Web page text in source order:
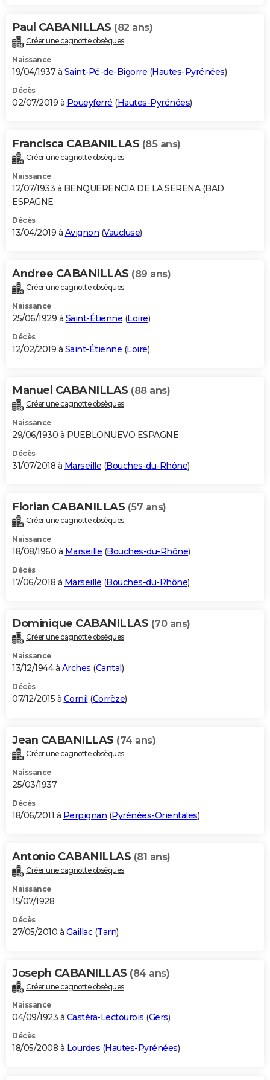
Paul CABANILLAS (82 ans)
Créer une cagnotte obsèques
Naissance
19/04/1937 à Saint-Pé-de-Bigorre (Hautes-Pyrénées)
Décès
02/07/2019 à Poueyferré (Hautes-Pyrénées)
Francisca CABANILLAS (85 ans)
Créer une cagnotte obsèques
Naissance
12/07/1933 à BENQUERENCIA DE LA SERENA (BAD
ESPAGNE
Décès
13/04/2019 à Avignon (Vaucluse)
Andree CABANILLAS (89 ans)
Créer une cagnotte obsèques
Naissance
25/06/1929 à Saint-Étienne (Loire)
Décès
12/02/2019 à Saint-Étienne (Loire)
Manuel CABANILLAS (88 ans)
Créer une cagnotte obsèques
Naissance
29/06/1930 à PUEBLONUEVO ESPAGNE
Décès
31/07/2018 à Marseille (Bouches-du-Rhône)
Florian CABANILLAS (57 ans)
Créer une cagnotte obsèques
Naissance
18/08/1960 à Marseille (Bouches-du-Rhône)
Décès
17/06/2018 à Marseille (Bouches-du-Rhône)
Dominique CABANILLAS (70 ans)
Créer une cagnotte obsèques
Naissance
13/12/1944 à Arches (Cantal)
Décès
07/12/2015 à Cornil (Corrèze)
Jean CABANILLAS (74 ans)
Créer une cagnotte obsèques
Naissance
25/03/1937
Décès
18/06/2011 à Perpignan (Pyrénées-Orientales)
Antonio CABANILLAS (81 ans)
Créer une cagnotte obsèques
Naissance
15/07/1928
Décès
27/05/2010 à Gaillac(Tarn)
Joseph CABANILLAS (84 ans)
Créer une cagnotte obsèques
Naissance
04/09/1923 à Castéra-Lectourois (Gers)
Décès
18/05/2008 à Lourdes (Hautes-Pyrénées)